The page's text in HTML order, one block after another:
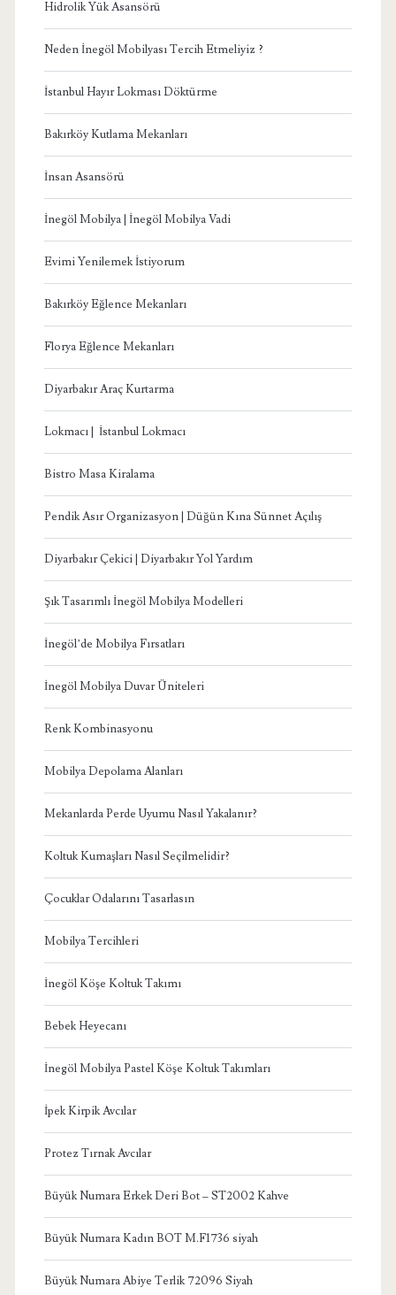
Hidrolik Yük Asansörü
Neden İnegöl Mobilyası Tercih Etmeliyiz ?
İstanbul Hayır Lokması Döktürme
Bakırköy Kutlama Mekanları
İnsan Asansörü
İnegöl Mobilya | İnegöl Mobilya Vadi
Evimi Yenilemek İstiyorum
Bakırköy Eğlence Mekanları
Florya Eğlence Mekanları
Diyarbakır Araç Kurtarma
Lokmacı | İstanbul Lokmacı
Bistro Masa Kiralama
Pendik Asır Organizasyon | Düğün Kına Sünnet Açılış
Diyarbakır Çekici | Diyarbakır Yol Yardım
Şık Tasarımlı İnegöl Mobilya Modelleri
İnegöl’de Mobilya Fırsatları
İnegöl Mobilya Duvar Üniteleri
Renk Kombinasyonu
Mobilya Depolama Alanları
Mekanlarda Perde Uyumu Nasıl Yakalanır?
Koltuk Kumaşları Nasıl Seçilmelidir?
Çocuklar Odalarını Tasarlasın
Mobilya Tercihleri
İnegöl Köşe Koltuk Takımı
Bebek Heyecanı
İnegöl Mobilya Pastel Köşe Koltuk Takımları
İpek Kirpik Avcılar
Protez Tırnak Avcılar
Büyük Numara Erkek Deri Bot – ST2002 Kahve
Büyük Numara Kadın BOT M.F1736 siyah
Büyük Numara Abiye Terlik 72096 Siyah